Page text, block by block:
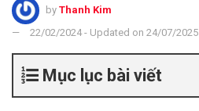
by Thanh Kim
22/02/2024 - Updated on 24/07/2025
Mục lục bài viết